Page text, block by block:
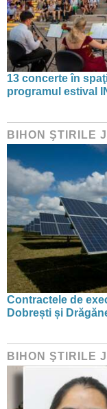
13 concerte în
programul estival
BIHON ŞTIRILE
Contractele de
Dobrești și
BIHON ŞTIRILE